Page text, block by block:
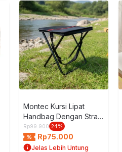
Montec Kursi Lipat
Handbag Dengan Strap
- Hitam
Rp99.900 24%
Rp75.000
Jelas Lebih Untung